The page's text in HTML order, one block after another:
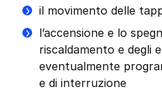
il movimento delle
l’accensione e lo
riscaldamento e degli
eventualmente
e di interruzione